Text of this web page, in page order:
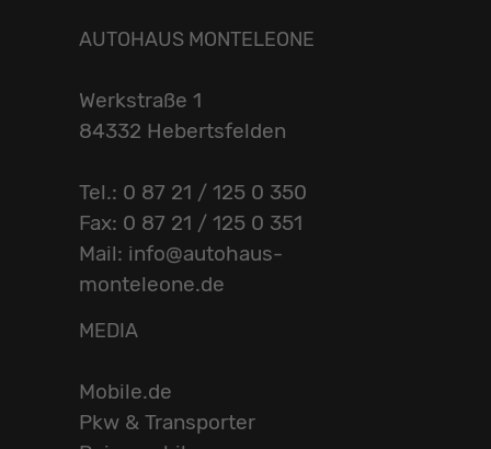
AUTOHAUS MONTELEONE
Werkstraße 1
84332 Hebertsfelden
Tel.: 0 87 21 / 125 0 350
Fax: 0 87 21 / 125 0 351
Mail: info@autohaus-
monteleone.de
MEDIA
Mobile.de
Pkw & Transporter